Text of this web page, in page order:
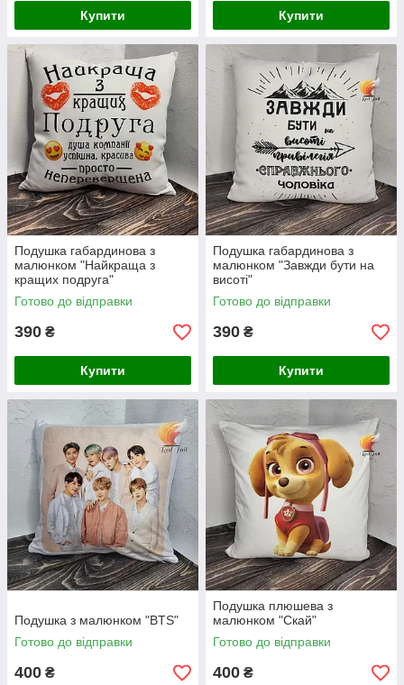
Купити Купити
Подушка габардинова з
малюнком "Найкраща з
кращих подруга"
Готово до відправки
390 ₴
Купити
Подушка габардинова з
малюнком "Завжди бути на
висоті"
Готово до відправки
390 ₴
Купити
Подушка з малюнком "BTS"
Готово до відправки
400 ₴
Подушка плюшева з
малюнком "Скай"
Готово до відправки
400 ₴